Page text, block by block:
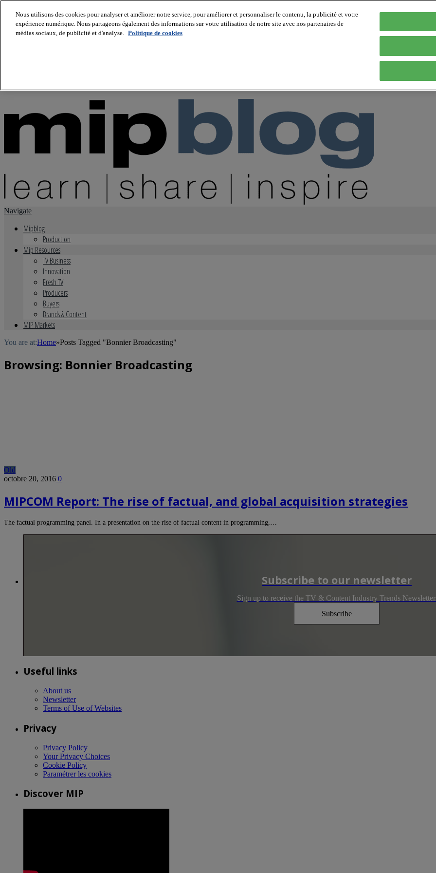
About us
Navigate
Mipblog
Production
Mip Resources
TV Business
Innovation
Fresh TV
Producers
Buyers
Brands & Content
MIP Markets
You are at:Home»Posts Tagged "Bonnier Broadcasting"
Browsing: Bonnier Broadcasting
Old
octobre 20, 2016 0
MIPCOM Report: The rise of factual, and global acquisition strategies
The factual programming panel. In a presentation on the rise of factual content in programming,…
Subscribe to our newsletter
Sign up to receive the TV & Content Industry Trends
Subscribe
Useful links
About us
Newsletter
Terms of Use of Websites
Privacy
Privacy Policy
Your Privacy Choices
Cookie Policy
Paramétrer les cookies
Discover MIP
Nous utilisons des cookies pour analyser et améliorer notre service, pour améliorer et personnaliser le contenu, la publicité et votre
expérience numérique. Nous partageons également des informations sur votre utilisation de notre site avec nos partenaires de
médias sociaux, de publicité et d'analyse. Politique de cookies